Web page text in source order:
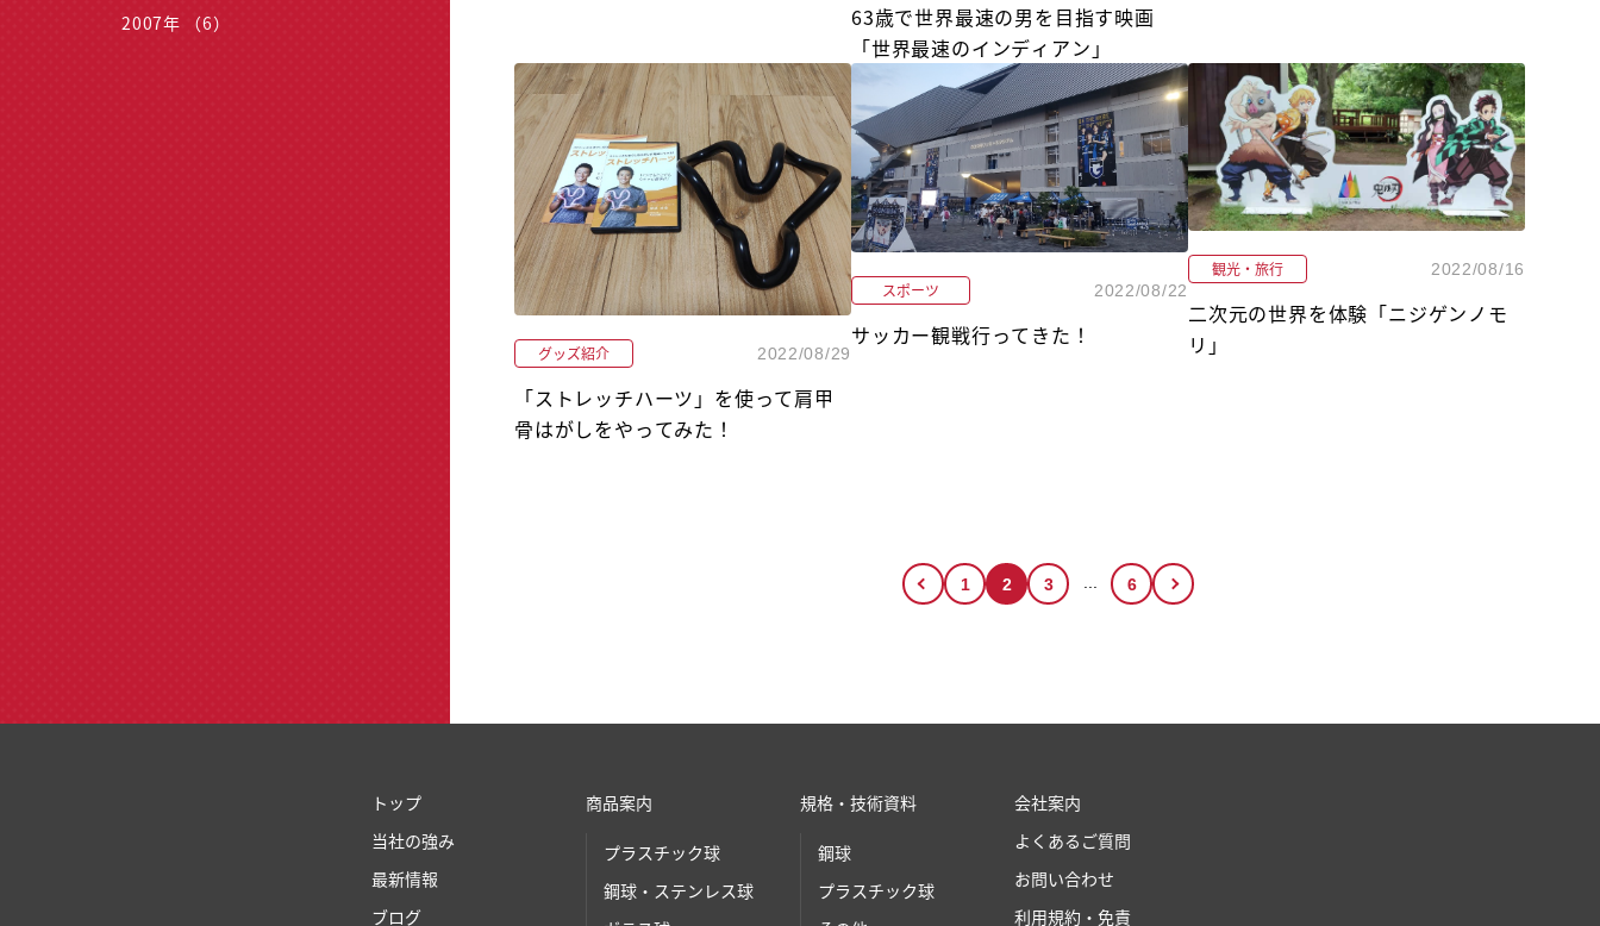
63歳で世界最速の男を目指す映画
「世界最速のインディアン」
グッズ紹介 2022/08/29
「ストレッチハーツ」を使って肩甲
骨はがしをやってみた！
スポーツ 2022/08/22
サッカー観戦行ってきた！
観光・旅行 2022/08/16
二次元の世界を体験「ニジゲンノモ
リ」
1 2 3 ... 6
2007年 （6）
トップ
当社の強み
最新情報
ブログ
商品案内
プラスチック球
鋼球・ステンレス球
規格・技術資料
鋼球
プラスチック球
会社案内
よくあるご質問
お問い合わせ
利用規約・免責